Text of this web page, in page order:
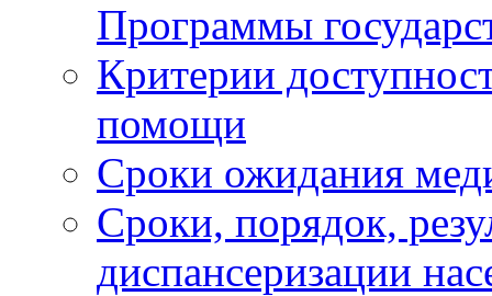
Программы
Критерии
помощи
Сроки ожидания
Сроки, порядок,
диспансеризации